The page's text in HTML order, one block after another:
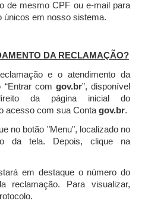
de mesmo CPF ou e-mail para
únicos em nosso sistema.
DA RECLAMAÇÃO?
e o atendimento da
“Entrar com gov.br”, disponível
da página inicial do
acesso com sua Contagov.br.
no botão "Menu", localizado no
da tela. Depois, clique na
em destaque o número do
reclamação. Para visualizar,